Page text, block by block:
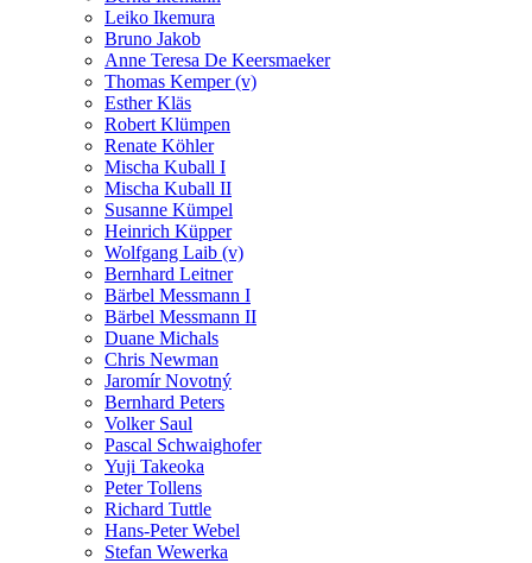
Leiko Ikemura
Bruno Jakob
Anne Teresa De Keersmaeker
Thomas Kemper (v)
Esther Kläs
Robert Klümpen
Renate Köhler
Mischa Kuball I
Mischa Kuball II
Susanne Kümpel
Heinrich Küpper
Wolfgang Laib (v)
Bernhard Leitner
Bärbel Messmann I
Bärbel Messmann II
Duane Michals
Chris Newman
Jaromír Novotný
Bernhard Peters
Volker Saul
Pascal Schwaighofer
Yuji Takeoka
Peter Tollens
Richard Tuttle
Hans-Peter Webel
Stefan Wewerka